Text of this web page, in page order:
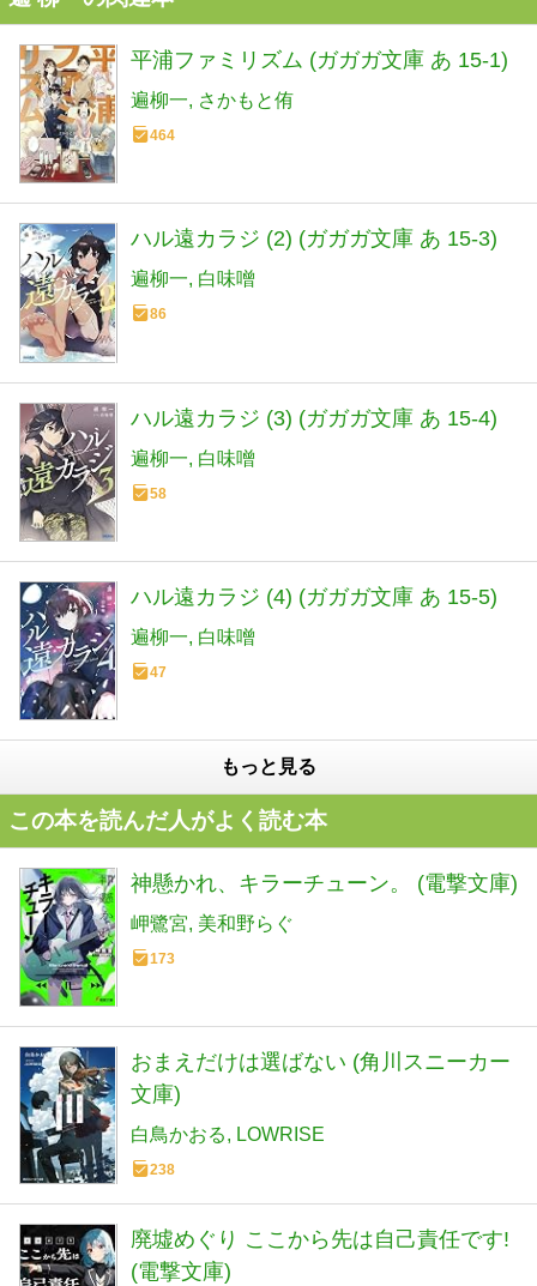
平浦ファミリズム (ガガガ文庫 あ 15-1)
遍柳一 さかもと侑
464
ハル遠カラジ (2) (ガガガ文庫 あ 15-3)
遍柳一 白味噌
86
ハル遠カラジ (3) (ガガガ文庫 あ 15-4)
遍柳一 白味噌
58
ハル遠カラジ (4) (ガガガ文庫 あ 15-5)
遍柳一 白味噌
47
もっと見る
この本を読んだ人がよく読む本
神懸かれ、キラーチューン。 (電撃文庫)
岬鷺宮 美和野らぐ
173
おまえだけは選ばない (角川スニーカー
文庫)
白鳥かおる LOWRISE
238
廃墟めぐり ここから先は自己責任です!
(電撃文庫)